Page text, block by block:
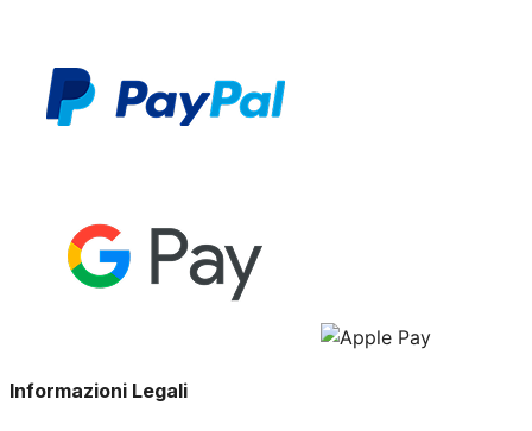
Informazioni Legali